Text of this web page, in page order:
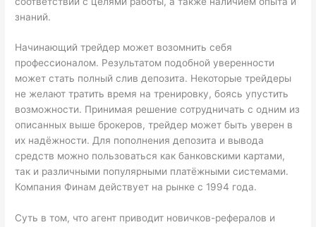
знаний.
Начинающий трейдер может возомнить себя
профессионалом. Результатом подобной уверенности
может стать полный слив депозита. Некоторые трейдеры
не желают тратить время на тренировку, боясь упустить
возможности. Принимая решение сотрудничать с одним из
описанных выше брокеров, трейдер может быть уверен в
их надёжности. Для пополнения депозита и вывода
средств можно пользоваться как банковскими картами,
так и различными популярными платёжными системами.
Компания Финам действует на рынке с 1994 года.
Суть в том, что агент приводит новичков-рефералов и